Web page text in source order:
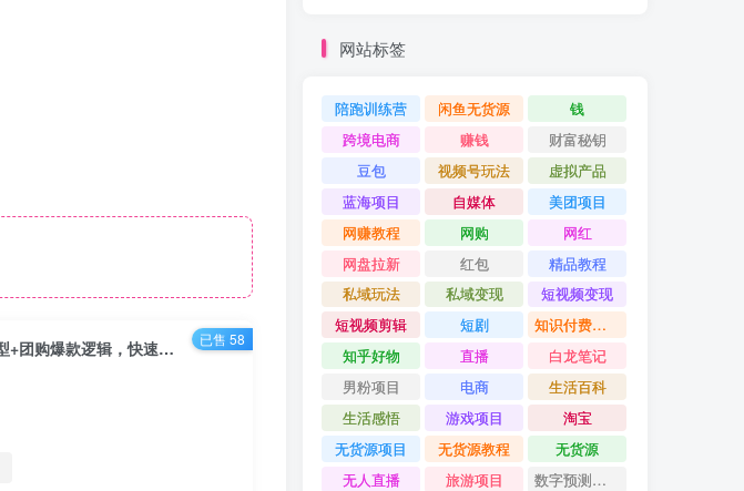
2025抖音同城引流实战课：单店模型+团购爆款逻辑，快速提升POI热度分 已售 58
网站标签
陪跑训练营 闲鱼无货源
钱
跨境电商
赚钱
财富秘钥
豆包
视频号玩法
虚拟产品
蓝海项目
自媒体
美团项目
网赚教程
网购
网红
网盘拉新
红包
精品教程
私域玩法
私域变现
短视频变现
短视频剪辑
短剧
知识付费项目
知乎好物
直播
白龙笔记
男粉项目
电商
生活百科
生活感悟
游戏项目
淘宝
无货源项目
无货源教程
无货源
无人直播
旅游项目
数字预测大师